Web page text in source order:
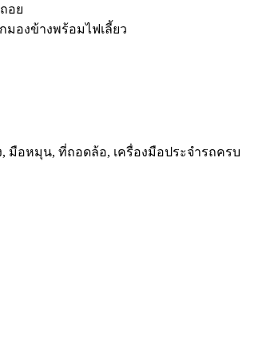
อย
มองข้างพร้อมไฟเลี้ยว
มือหมุน, ที่ถอดล้อ, เครื่องมือประจำรถครบ